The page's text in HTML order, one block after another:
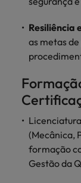
Resiliência
as metas
(Mecânica,
formação
Gestão da